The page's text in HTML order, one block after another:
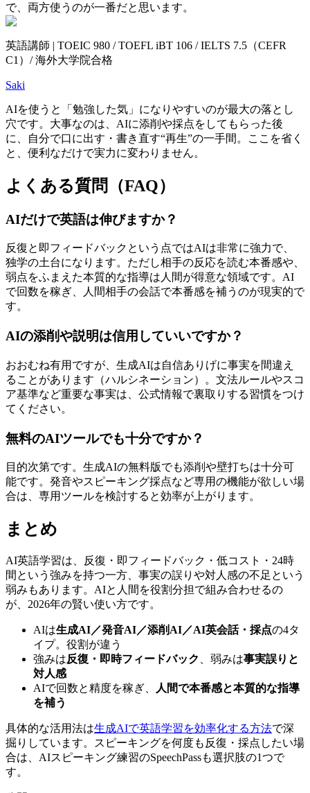
で、両方使うのが一番だと思います。
英語講師 | TOEIC 980 / TOEFL iBT 106 / IELTS 7.5（CEFR
C1）/ 海外大学院合格
Saki
AIを使うと「勉強した気」になりやすいのが最大の落とし
穴です。大事なのは、AIに添削や採点をしてもらった後
に、自分で口に出す・書き直す“再生”の一手間。ここを省く
と、便利なだけで実力に変わりません。
よくある質問（FAQ）
AIだけで英語は伸びますか？
反復と即フィードバックという点ではAIは非常に強力で、
独学の土台になります。ただし相手の反応を読む本番感や、
弱点をふまえた本質的な指導は人間が得意な領域です。AI
で回数を稼ぎ、人間相手の会話で本番感を補うのが現実的で
す。
AIの添削や説明は信用していいですか？
おおむね有用ですが、生成AIは自信ありげに事実を間違え
ることがあります（ハルシネーション）。文法ルールやスコ
ア基準など重要な事実は、公式情報で裏取りする習慣をつけ
てください。
無料のAIツールでも十分ですか？
目的次第です。生成AIの無料版でも添削や壁打ちは十分可
能です。発音やスピーキング採点など専用の機能が欲しい場
合は、専用ツールを検討すると効率が上がります。
まとめ
AI英語学習は、反復・即フィードバック・低コスト・24時
間という強みを持つ一方、事実の誤りや対人感の不足という
弱みもあります。AIと人間を役割分担で組み合わせるの
が、2026年の賢い使い方です。
AIは生成AI／発音AI／添削AI／AI英会話・採点の4タ
イプ。役割が違う
強みは反復・即時フィードバック 、弱みは事実誤りと
対人感
AIで回数と精度を稼ぎ、
人間で本番感と本質的な指導
を補う
具体的な活用法は生成AIで英語学習を効率化する方法で深
掘りしています。スピーキングを何度も反復・採点したい場
合は、AIスピーキング練習のSpeechPassも選択肢の1つで
す。